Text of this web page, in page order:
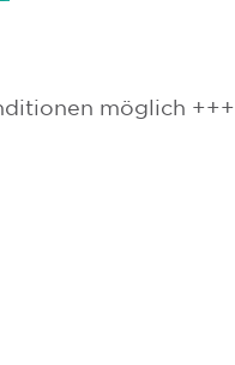
möglich +++